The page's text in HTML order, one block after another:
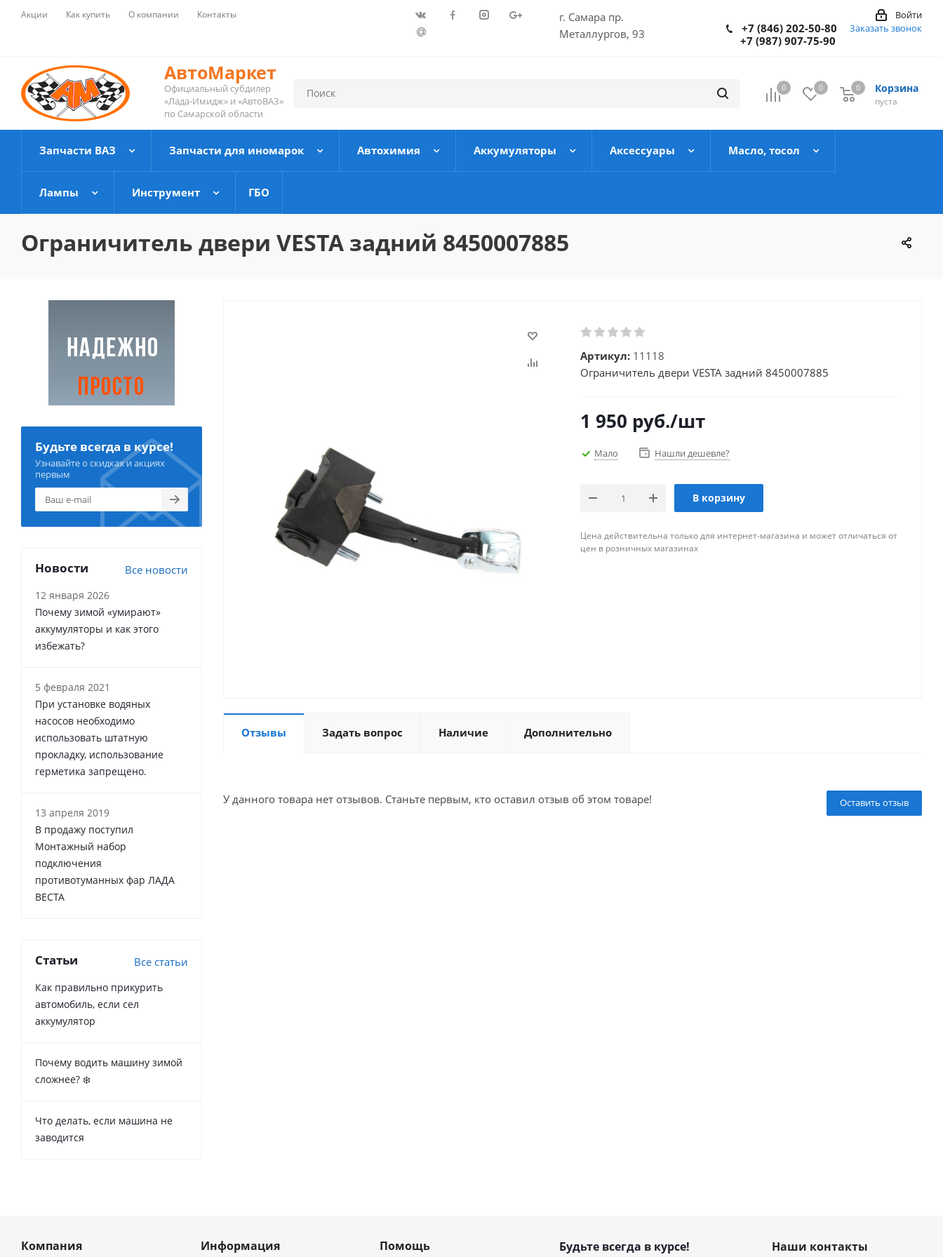
Акции Как купить О компании Контакты
г. Самара пр.
Металлургов, 93
Войти
+7 (846) 202-50-80
+7 (987) 907-75-90
Заказать звонок
АвтоМаркет
Официальный субдилер
«Лада-Имидж» и «АвтоВАЗ»
по Самарской области
0 0 Корзина
пуста
0
Запчасти ВАЗ Запчасти для иномарок Автохимия Аккумуляторы Аксессуары Масло, тосол
Лампы Инструмент ГБО
Ограничитель двери VESTA задний 8450007885
Артикул: 11118
Ограничитель двери VESTA задний 8450007885
1 950 руб./шт
Мало Нашли дешевле?
В корзину
Цена действительна только для интернет-магазина и может отличаться от
цен в розничных магазинах
Отзывы Задать вопрос Наличие Дополнительно
Оставить отзыв
У данного товара нет отзывов. Станьте первым, кто оставил отзыв об этом товаре!
Будьте всегда в курсе!
Узнавайте о скидках и акциях
первым
Новости Все новости
12 января 2026
Почему зимой «умирают»
аккумуляторы и как этого
избежать?
5 февраля 2021
При установке водяных
насосов необходимо
использовать штатную
прокладку, использование
герметика запрещено.
13 апреля 2019
В продажу поступил
Монтажный набор
подключения
противотуманных фар ЛАДА
ВЕСТА
Статьи Все статьи
Как правильно прикурить
автомобиль, если сел
аккумулятор
Почему водить машину зимой
сложнее? ❄️
Что делать, если машина не
заводится
Компания Информация Помощь Будьте всегда в курсе! Наши контакты